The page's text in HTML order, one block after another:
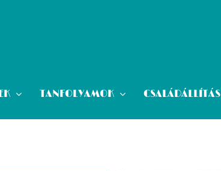
TANFOLYAMOK CSALÁDÁLLÍTÁS